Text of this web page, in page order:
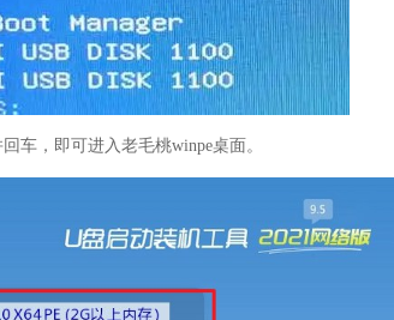
车，即可进入老毛桃winpe桌面。